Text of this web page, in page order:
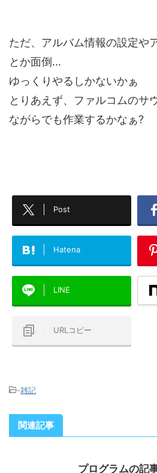
ただ、アルバム情報の設定や
とか面倒…
ゆっくりやるしかないかぁ
とりあえず、ファルコムのサ
ながらでも作業するかなぁ?
Post
Hatena
LINE
URLコピー
-雑記
関連記事
プログラムの記